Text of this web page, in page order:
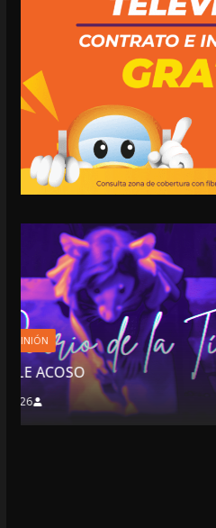
OPINIÓN
LA CLOACA DE LA
2026
4 agosto, 2026